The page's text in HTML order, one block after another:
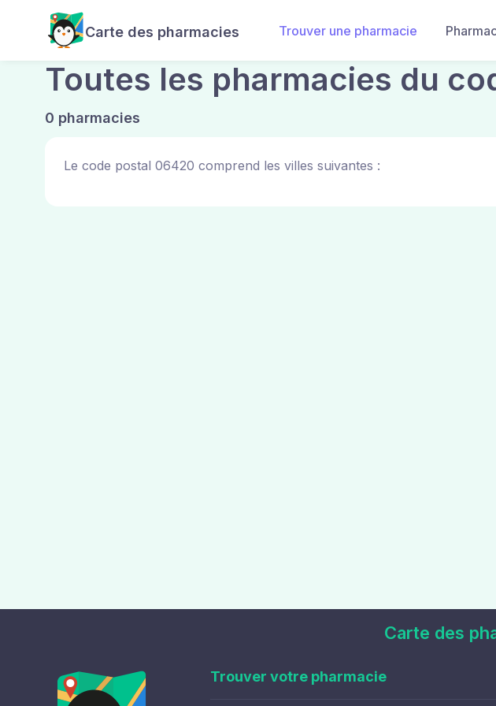
Carte des pharmacies Trouver une pharmacie
Toutes les pharmacies du
0 pharmacies
Le code postal 06420 comprend les villes suivantes :
Carte des
Trouver votre pharmacie